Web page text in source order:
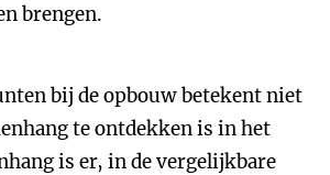
brengen.
bij de opbouw betekent niet
te ontdekken is in het
is er, in de vergelijkbare